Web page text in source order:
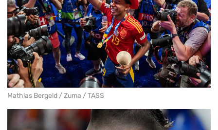
Mathias Bergeld / Zuma / TASS